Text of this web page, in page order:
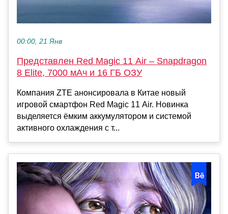
00:00, 21 Янв
Представлен Red Magic 11 Air – Snapdragon
8 Elite, 7000 мАч и 16 ГБ ОЗУ
Компания ZTE анонсировала в Китае новый
игровой смартфон Red Magic 11 Air. Новинка
выделяется ёмким аккумулятором и системой
активного охлаждения с т...